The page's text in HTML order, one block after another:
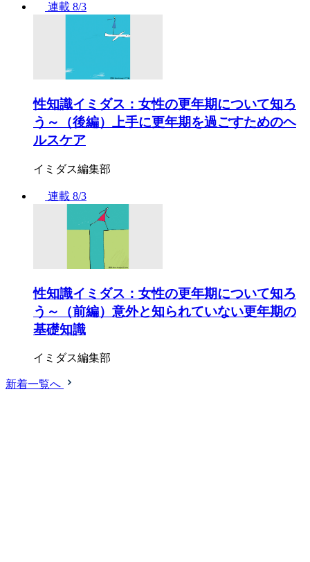
連載 8/3
性知識イミダス：女性の更年期について知ろ
う～（後編）上手に更年期を過ごすためのヘ
ルスケア
イミダス編集部
連載 8/3
性知識イミダス：女性の更年期について知ろ
う～（前編）意外と知られていない更年期の
基礎知識
イミダス編集部
新着一覧へ